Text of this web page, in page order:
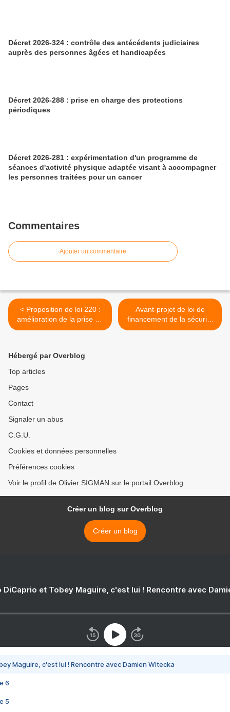
Décret 2026-324 : contrôle des antécédents judiciaires
auprès des personnes âgées et handicapées
Décret 2026-288 : prise en charge des protections
périodiques
Décret 2026-281 : expérimentation d'un programme de
séances d'activité physique adaptée visant à accompagner
les personnes traitées pour un cancer
Commentaires
Ajouter un commentaire
< Proposition de loi 220 :
amélioration de la prise en
charge de victime
Avant-projet de loi de
financement de la sécurité
sociale (PLFSS) pour 2018
Hébergé par Overblog
Top articles
Pages
Contact
Signaler un abus
C.G.U.
Cookies et données personnelles
Préférences cookies
Voir le profil de Olivier SIGMAN sur le portail Overblog
Créer un blog sur Overblog
Créer un blog
DiCaprio et Tobey Maguire, c'est lui ! Rencontre avec
Maguire, c'est lui ! Rencontre avec Damien Witecka
6
5